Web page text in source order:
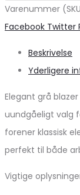
Varenummer
Share
Facebook Twitter
Beskrivelse
Yderligere
Elegant grå
uundgåeligt valg
forener klassisk
perfekt til både
Vigtige